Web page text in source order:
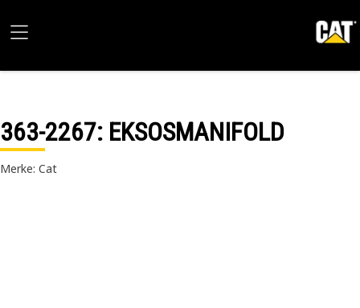
363-2267: EKSOSMANIFOLD
Merke: Cat